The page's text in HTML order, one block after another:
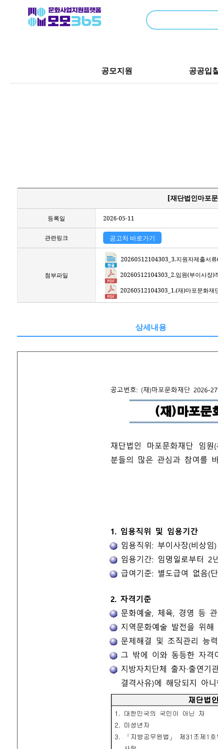
공모지원 공공입
[재단법인마포
등록일 2026-05-11
관련링크 공고처 바로가기
첨부파일
20260512104303_3.지원자제출서
20260512104303_2.임원(부이사장)
20260512104303_1.(재)마포문화재
상세내용